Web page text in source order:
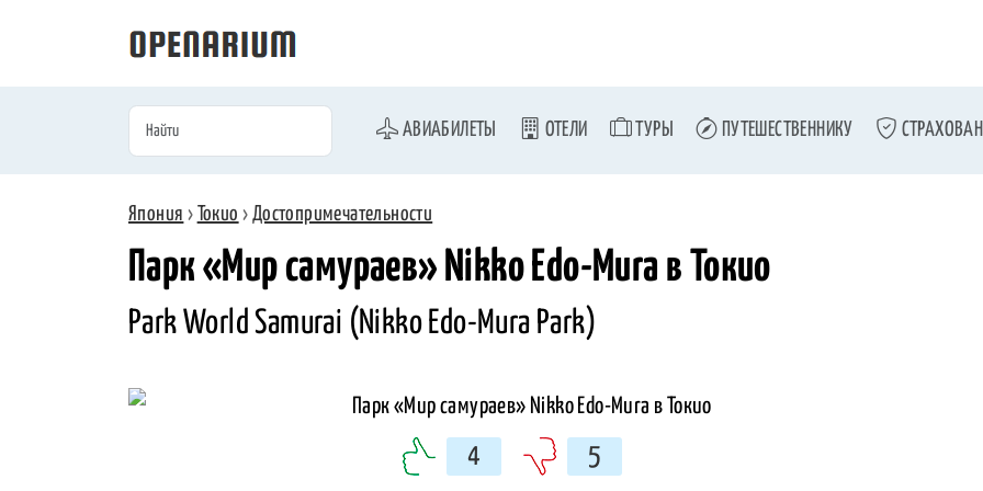
АВИАБИЛЕТЫ ОТЕЛИ ТУРЫ ПУТЕШЕСТВЕННИКУ
Япония › Токио › Достопримечательности
Парк «Мир самураев» Nikko Edo-Mura в Токио
Park World Samurai (Nikko Edo-Mura Park)
4 5